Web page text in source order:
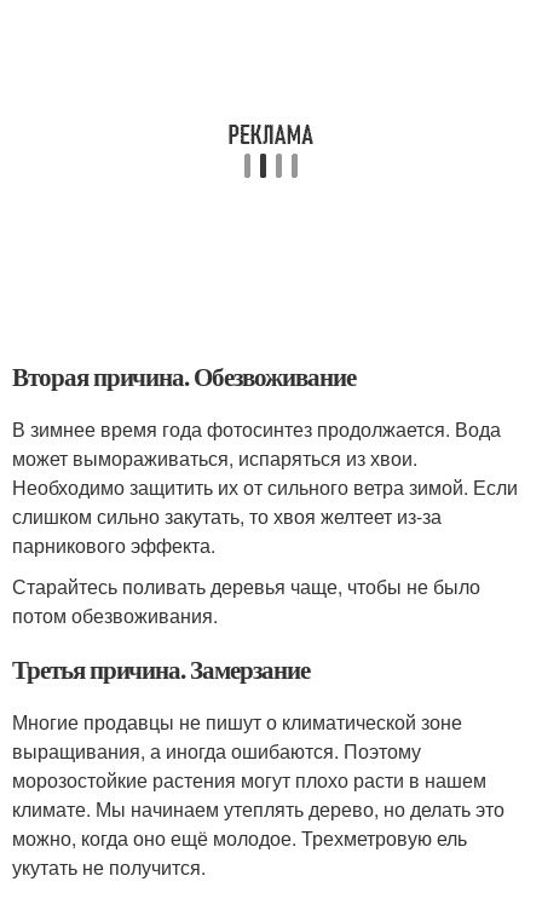
Вторая причина. Обезвоживание
В зимнее время года фотосинтез продолжается. Вода
может вымораживаться, испаряться из хвои.
Необходимо защитить их от сильного ветра зимой. Если
слишком сильно закутать, то хвоя желтеет из-за
парникового эффекта.
Старайтесь поливать деревья чаще, чтобы не было
потом обезвоживания.
Третья причина. Замерзание
Многие продавцы не пишут о климатической зоне
выращивания, а иногда ошибаются. Поэтому
морозостойкие растения могут плохо расти в нашем
климате. Мы начинаем утеплять дерево, но делать это
можно, когда оно ещё молодое. Трехметровую ель
укутать не получится.